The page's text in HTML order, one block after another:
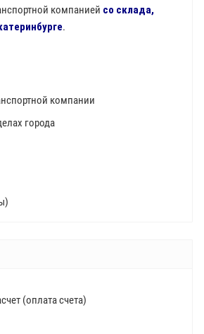
компанией со склада,
.
компании
города
(оплата счета)